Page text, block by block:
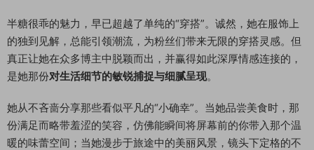
半糖很乖的魅力，早已超越了单纯的“穿搭”。诚然，她在服饰上
的独到见解，总能引领潮流，为粉丝们带来无限的穿搭灵感。但
真正让她在众多博主中脱颖而出，并赢得如此深厚情感连接的，
是她那份对生活细节的敏锐捕捉与细腻呈现。
她从不吝啬分享那些看似平凡的“小确幸”。当她品尝美食时，那
份满足而略带羞涩的笑容，仿佛能瞬间将屏幕前的你带入那个温
暖的味蕾空间；当她漫步于旅途中的美丽风景，镜头下定格的不